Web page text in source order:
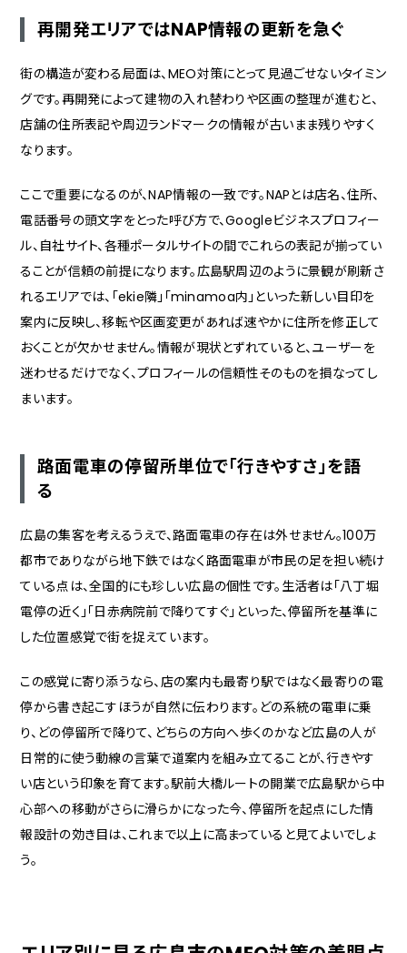
再開発エリアではNAP情報の更新を急ぐ
街の構造が変わる局面は、MEO対策にとって見過ごせないタイミン
グです。再開発によって建物の入れ替わりや区画の整理が進むと、
店舗の住所表記や周辺ランドマークの情報が古いまま残りやすく
なります。
ここで重要になるのが、NAP情報の一致です。NAPとは店名、住所、
電話番号の頭文字をとった呼び方で、Googleビジネスプロフィー
ル、自社サイト、各種ポータルサイトの間でこれらの表記が揃ってい
ることが信頼の前提になります。広島駅周辺のように景観が刷新さ
れるエリアでは、「ekie隣」「minamoa内」といった新しい目印を
案内に反映し、移転や区画変更があれば速やかに住所を修正して
おくことが欠かせません。情報が現状とずれていると、ユーザーを
迷わせるだけでなく、プロフィールの信頼性そのものを損なってし
まいます。
路面電車の停留所単位で「行きやすさ」を語
る
広島の集客を考えるうえで、路面電車の存在は外せません。100万
都市でありながら地下鉄ではなく路面電車が市民の足を担い続け
ている点は、全国的にも珍しい広島の個性です。生活者は「八丁堀
電停の近く」「日赤病院前で降りてすぐ」といった、停留所を基準に
した位置感覚で街を捉えています。
この感覚に寄り添うなら、店の案内も最寄り駅ではなく最寄りの電
停から書き起こすほうが自然に伝わります。どの系統の電車に乗
り、どの停留所で降りて、どちらの方向へ歩くのかなど広島の人が
日常的に使う動線の言葉で道案内を組み立てることが、行きやす
い店という印象を育てます。駅前大橋ルートの開業で広島駅から中
心部への移動がさらに滑らかになった今、停留所を起点にした情
報設計の効き目は、これまで以上に高まっていると見てよいでしょ
う。